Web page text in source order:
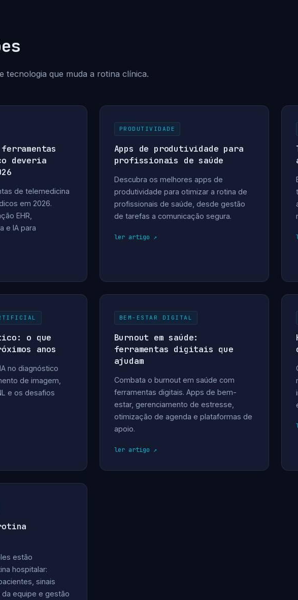
tecnologia que muda a rotina clínica.
deveria
de telemedicina
em 2026.
EHR,
e IA para
PRODUTIVIDADE
Apps de produtividade para
profissionais de saúde
Descubra os melhores apps de
produtividade para otimizar a rotina de
profissionais de saúde, desde gestão
de tarefas a comunicação segura.
ler artigo
o que
anos
no diagnóstico
de imagem,
e os desafios
BEM-ESTAR DIGITAL
Burnout em saúde:
ferramentas digitais que
ajudam
Combata o burnout em saúde com
ferramentas digitais. Apps de bem-
estar, gerenciamento de estresse,
otimização de agenda e plataformas de
apoio.
ler artigo
estão
hospitalar:
sinais
equipe e gestão